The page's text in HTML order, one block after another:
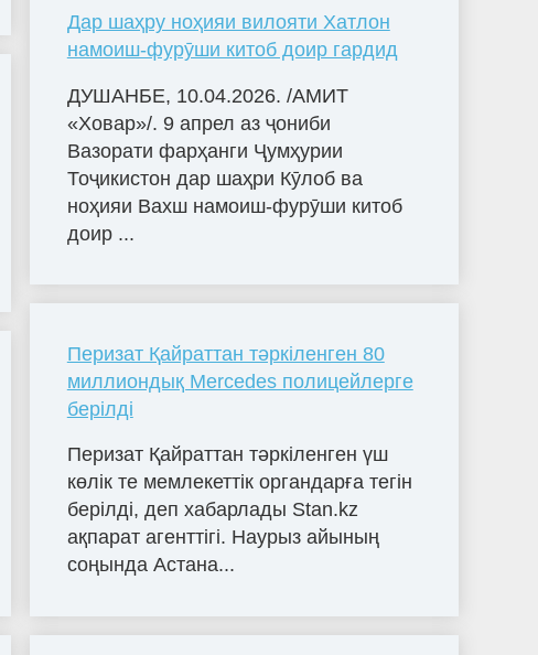
Дар шаҳру ноҳияи вилояти Хатлон
намоиш-фурӯши китоб доир гардид
ДУШАНБЕ, 10.04.2026. /АМИТ
«Ховар»/. 9 апрел аз ҷониби
Вазорати фарҳанги Ҷумҳурии
Тоҷикистон дар шаҳри Кӯлоб ва
ноҳияи Вахш намоиш-фурӯши китоб
доир ...
Перизат Қайраттан тәркіленген 80
миллиондық Mercedes полицейлерге
берілді
Перизат Қайраттан тәркіленген үш
көлік те мемлекеттік органдарға тегін
берілді, деп хабарлады Stan.kz
ақпарат агенттігі. Наурыз айының
соңында Астана...